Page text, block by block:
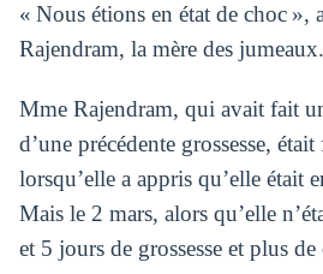
« Nous étions en état de choc »,
Rajendram, la mère des jumeaux.
Mme Rajendram, qui avait fait
d’une précédente grossesse,
lorsqu’elle a appris qu’elle était
Mais le 2 mars, alors qu’elle
et 5 jours de grossesse et plus